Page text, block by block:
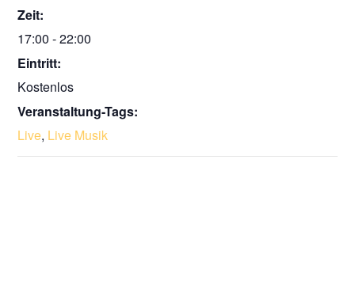
Zeit:
17:00 - 22:00
Eintritt:
Kostenlos
Veranstaltung-Tags:
Live, Live Musik